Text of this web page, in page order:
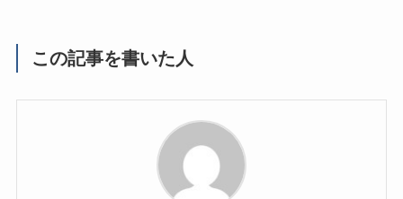
この記事を書いた人